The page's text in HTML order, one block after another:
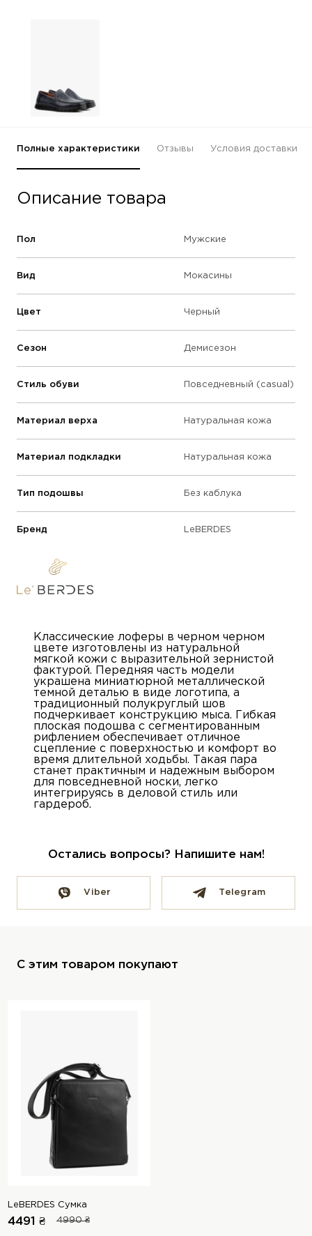
Полные характеристики Отзывы Условия доставки
Описание товара
Пол Мужские
Вид Мокасины
Цвет Черный
Сезон Демисезон
Стиль обуви Повседневный (casual)
Материал верха Натуральная кожа
Материал подкладки Натуральная кожа
Тип подошвы Без каблука
Бренд LeBERDES
Классические лоферы в черном черном
цвете изготовлены из натуральной
мягкой кожи с выразительной зернистой
фактурой. Передняя часть модели
украшена миниатюрной металлической
темной деталью в виде логотипа, а
традиционный полукруглый шов
подчеркивает конструкцию мыса. Гибкая
плоская подошва с сегментированным
рифлением обеспечивает отличное
сцепление с поверхностью и комфорт во
время длительной ходьбы. Такая пара
станет практичным и надежным выбором
для повседневной носки, легко
интегрируясь в деловой стиль или
гардероб.
Остались вопросы? Напишите нам!
Viber Telegram
С этим товаром покупают
LeBERDES Сумка
4491 ₴ 4990 ₴